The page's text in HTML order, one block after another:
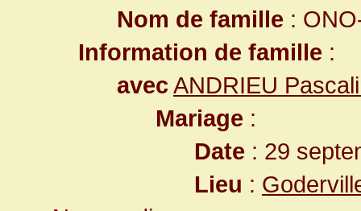
Nom de famille :
Information de famille :
avecANDRIEU
Mariage :
Date : 29
Lieu :